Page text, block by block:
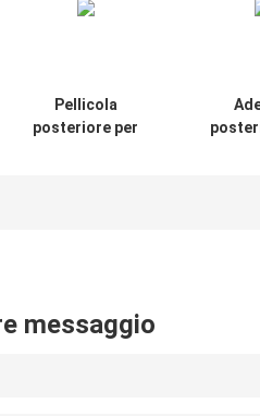
Pellicola
posteriore per
messaggio